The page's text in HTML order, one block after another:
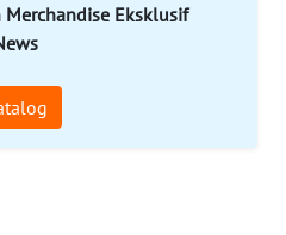
Merchandise Eksklusif